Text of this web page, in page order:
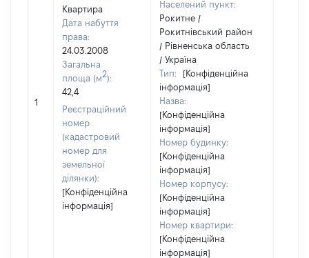
1
Квартира
Дата набуття
права:
24.03.2008
Загальна
площа (м2):
42,4
Реєстраційний
номер
(кадастровий
номер для
земельної
ділянки):
[Конфіденційна
інформація]
Населений пункт:
Рокитне /
Рокитнівський район
/ Рівненська область
/ Україна
Тип:
[Конфіденційна
інформація]
Назва:
[Конфіденційна
інформація]
Номер будинку:
[Конфіденційна
інформація]
Номер корпусу:
[Конфіденційна
інформація]
Номер квартири:
[Конфіденційна
інформація]